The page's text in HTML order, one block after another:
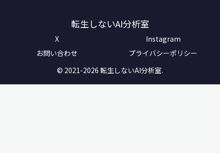
転生しないAI分析室
X
Instagram
お問い合わせ
プライバシーポリシー
© 2021-2026 転生しないAI分析室.